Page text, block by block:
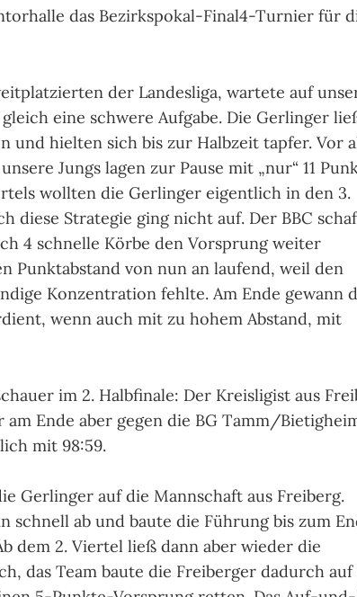
das Bezirkspokal-Final4-Turnier für
der Landesliga, wartete auf
eine schwere Aufgabe. Die Gerlinger
und hielten sich bis zur Halbzeit tapfer. Vor
Jungs lagen zur Pause mit „nur“ 11
wollten die Gerlinger eigentlich in den 3.
diese Strategie ging nicht auf. Der BBC
4 schnelle Körbe den Vorsprung weiter
Punktabstand von nun an laufend, weil den
Konzentration fehlte. Am Ende gewann
wenn auch mit zu hohem Abstand, mit
im 2. Halbfinale: Der Kreisligist aus
Ende aber gegen die BG Tamm/
mit 98:59.
Gerlinger auf die Mannschaft aus Freiberg.
schnell ab und baute die Führung bis zum
dem 2. Viertel ließ dann aber wieder die
das Team baute die Freiberger dadurch